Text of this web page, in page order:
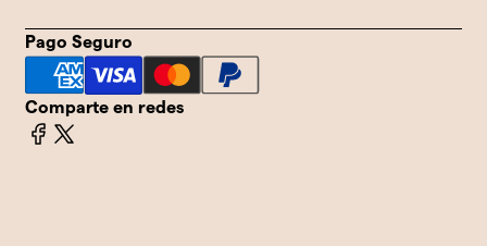
Pago Seguro
Comparte en redes